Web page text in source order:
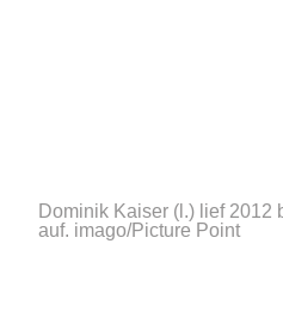
Dominik Kaiser (l.) lief 2012
auf. imago/Picture Point